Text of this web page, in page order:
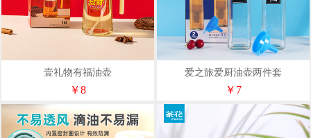
壹礼物有福油壶
￥8
爱之旅爱厨油壶两件套
￥7